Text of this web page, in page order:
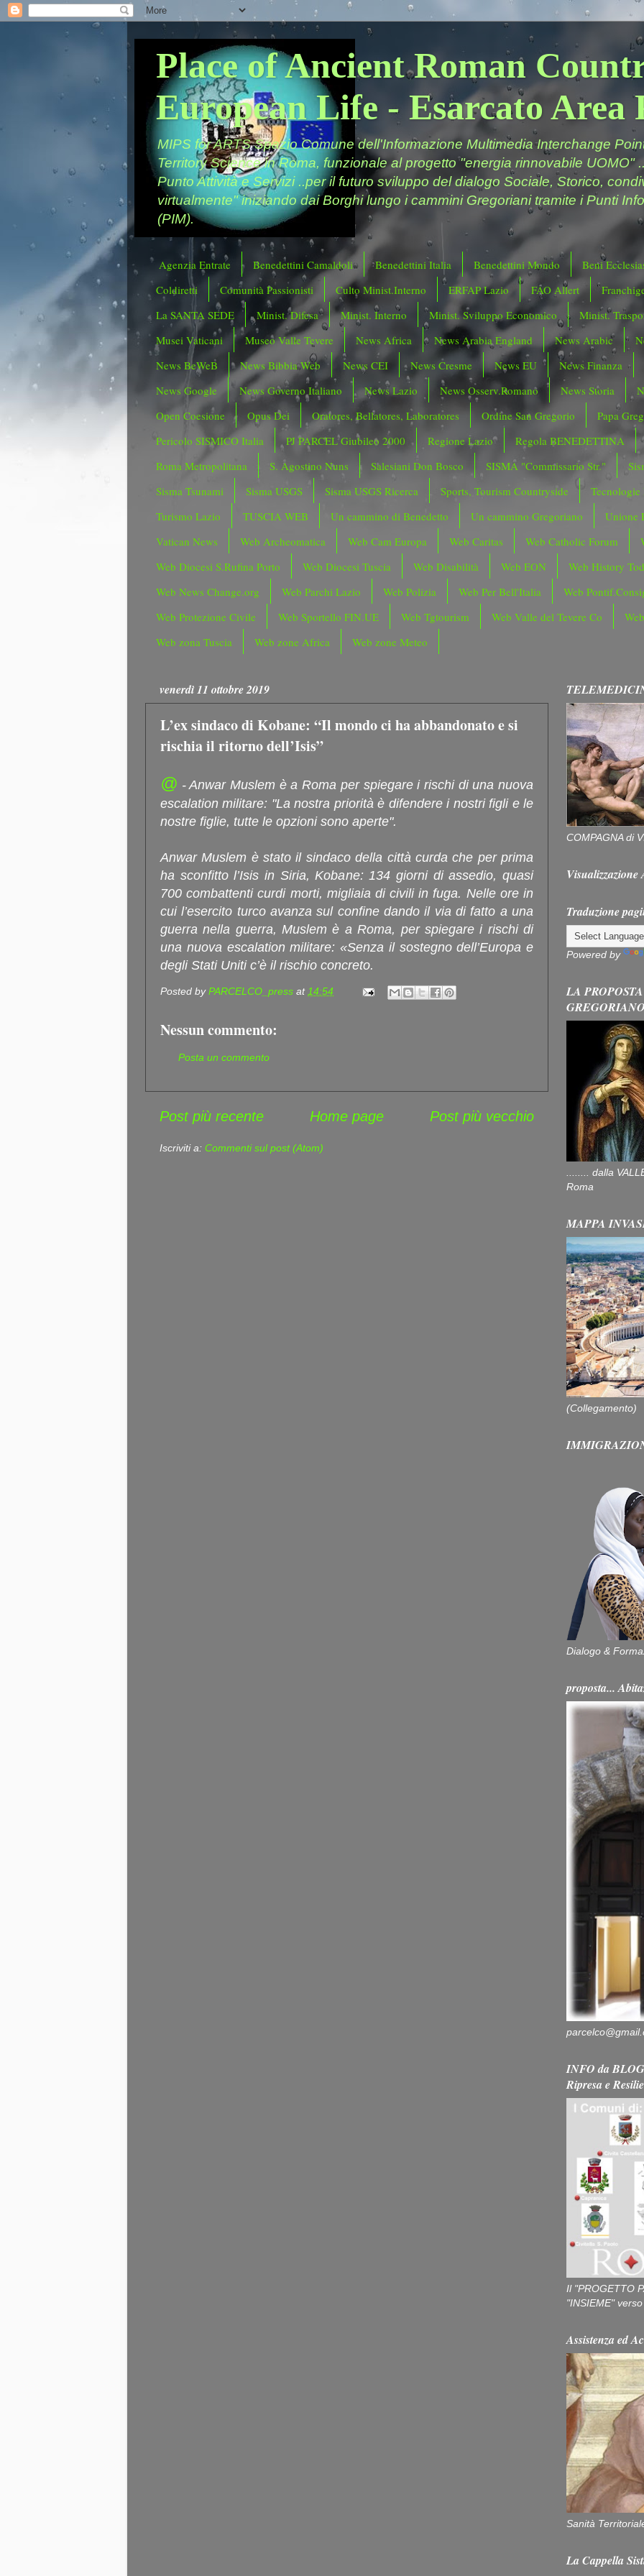
Place of Ancient Roman
European Life - Esarcato Area
MIPS for ARTS Spazio Comune dell'Informazione Multimedia Interchange
Territory Science in Roma, funzionale al progetto "energia rinnovabile UOMO"
Punto Attività e Servizi ..per il futuro sviluppo del dialogo Sociale, Storico,
virtualmente" iniziando dai Borghi lungo i cammini Gregoriani tramite i Punti
(PIM).
Agenzia Entrate Benedettini Camaldoli Benedettini Italia Benedettini Mondo
Beni
Coldiretti
Comunità Passionisti Culto Minist.Interno ERFAP Lazio FAO Allert
La SANTA SEDE
Minist. Difesa Minist. Interno Minist. Sviluppo Economico
Minist.
Musei Vaticani
Museo Valle Tevere News Africa News Arabia England News Arabic
News BeWeB
News Bibbia Web News CEI News Cresme News EU
News Finanza
News Google
News Governo Italiano News Lazio News Osserv.Romano News Storia
Open Coesione
Opus Dei Oratores, Bellatores, Laboratores Ordine San Gregorio
Papa
Pericolo SISMICO Italia
PJ PARCEL Giubileo 2000 Regione Lazio
Regola BENEDETTINA
Roma Metropolitana
S. Agostino Nuns Salesiani Don Bosco SISMA "Commissario Str."
Sisma Tsunami
Sisma USGS Sisma USGS Ricerca Sports, Tourism Countryside
Tecnologie
Turismo Lazio
TUSCIA WEB Un cammino di Benedetto Un cammino Gregoriano
Unione
Vatican News
Web Archeomatica Web Cam Europa Web Caritas Web Catholic Forum
Web Diocesi S.Rufina Porto
Web Diocesi Tuscia Web Disabilità Web EON
Web History
Web News Change.org
Web Parchi Lazio Web Polizia Web Per Bell'Italia
Web
Web Protezione Civile
Web Sportello FIN.UE Web Tgtourism Web Valle del Tevere Co
Web zona Tuscia
Web zone Africa Web zone Meteo
venerdì 11 ottobre 2019
L’ex sindaco di Kobane: “Il mondo ci ha abbandonato e si
rischia il ritorno dell’Isis”
@ - Anwar Muslem è a Roma per spiegare i rischi di una nuova
escalation militare: "La nostra priorità è difendere i nostri figli e le
nostre figlie, tutte le opzioni sono aperte".
Anwar Muslem è stato il sindaco della città curda che per prima
ha sconfitto l’Isis in Siria, Kobane: 134 giorni di assedio, quasi
700 combattenti curdi morti, migliaia di civili in fuga. Nelle ore in
cui l’esercito turco avanza sul confine dando il via di fatto a una
guerra nella guerra, Muslem è a Roma, per spiegare i rischi di
una nuova escalation militare: «Senza il sostegno dell’Europa e
degli Stati Uniti c’è il rischio concreto.
Posted byPARCELCO_press at14:54
Nessun commento:
Posta un commento
Post più recente Post più vecchio
Home page
Iscriviti a: Commenti sul post (Atom)
COMPAGNA di
Traduzione
Powered by
LA
........ dalla
Roma
MAPPA
(Collegamento)
Dialogo &
proposta...
INFO da
Ripresa e
Il "PROGETTO
"INSIEME"
Assistenza ed
Sanità
La Cappella